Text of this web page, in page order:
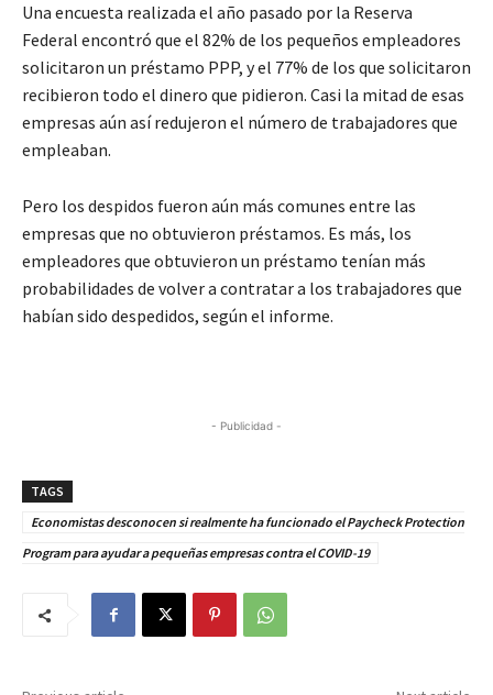
Una encuesta realizada el año pasado por la Reserva
Federal encontró que el 82% de los pequeños empleadores
solicitaron un préstamo PPP, y el 77% de los que solicitaron
recibieron todo el dinero que pidieron. Casi la mitad de esas
empresas aún así redujeron el número de trabajadores que
empleaban.
Pero los despidos fueron aún más comunes entre las
empresas que no obtuvieron préstamos. Es más, los
empleadores que obtuvieron un préstamo tenían más
probabilidades de volver a contratar a los trabajadores que
habían sido despedidos, según el informe.
- Publicidad -
TAGS
Economistas desconocen si realmente ha funcionado el Paycheck Protection
Program para ayudar a pequeñas empresas contra el COVID-19